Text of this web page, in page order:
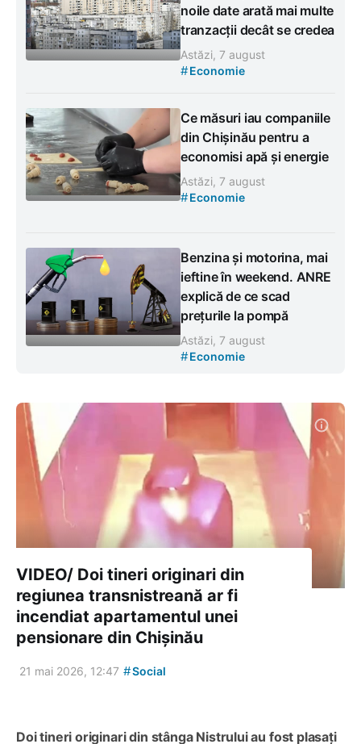
noile date arată mai multe
tranzacții decât se credea
Astăzi, 7 august
#Economie
Ce măsuri iau companiile
din Chișinău pentru a
economisi apă și energie
Astăzi, 7 august
#Economie
Benzina și motorina, mai
ieftine în weekend. ANRE
explică de ce scad
prețurile la pompă
Astăzi, 7 august
#Economie
VIDEO/ Doi tineri originari din
regiunea transnistreană ar fi
incendiat apartamentul unei
pensionare din Chișinău
21 mai 2026, 12:47 #Social
Doi tineri originari din stânga Nistrului au fost plasați